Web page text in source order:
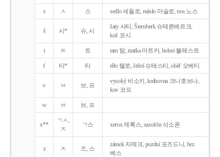
s ㅅ 스 sedlo 세들로, máslo 마슬로, nos 노스
š 시* 슈, 시
šaty 샤티, Šternberk 슈테른베르크,
koš 코시
t ㅌ 트 tam 탐, matka 마트카, bolest 볼레스트
t' 티* 티 tělo 텔로, štěstí 슈테스티, obět' 오베티
v ㅂ 브, 프
vysoký 비소키, knihovna 크니호브나,
kov 코프
w ㅂ 브, 프
x**
ㄱㅅ,
ㅈ
ㄱ스 xerox 제록스, saxofón 삭소폰
z ㅈ 즈, 스
zámek 자메크, pozdní 포즈드니, bez
베스